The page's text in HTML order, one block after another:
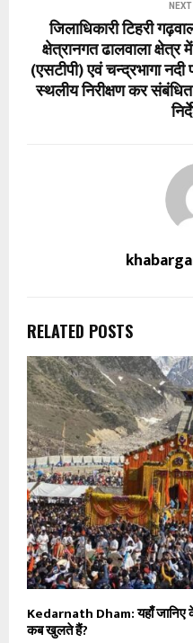
जिलाधिकारी टिहरी
क्षेत्रानगत ढालवाला
(एसटीपी) एवं चन्द्रभागा
स्थलीय निरीक्षण कर
RELATED POSTS
Kedarnath Dham: यहाँ जानिए
कब खुलते हैं?